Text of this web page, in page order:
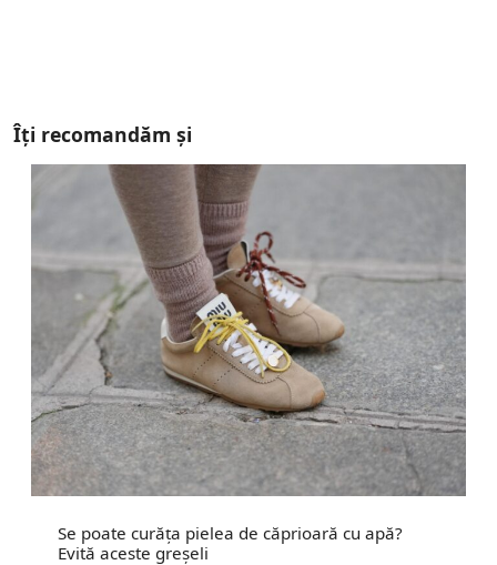
Îți recomandăm și
Se poate curăța pielea de căprioară cu apă?
Evită aceste greșeli